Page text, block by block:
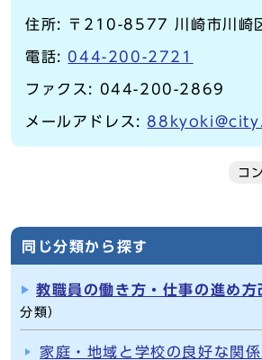
住所: 〒210-8577 川崎市川崎
電話: 044-200-2721
ファクス: 044-200-2869
メールアドレス:
コ
同じ分類から探す
教職員の働き方・仕事の進め方
分類）
家庭・地域と学校の良好な関